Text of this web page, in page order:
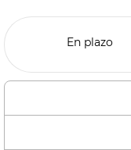
En plazo